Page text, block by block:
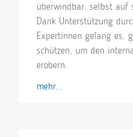
überwindbar, selbst auf
Dank Unterstützung
Expertinnen gelang es,
schützen, um den
erobern.
mehr...